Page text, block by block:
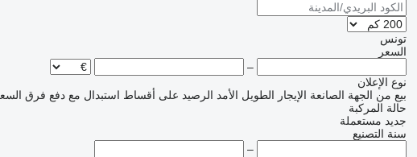
تونس
السعر
–
نوع الإعلان
بيع من الجهة الصانعة الإيجار الطويل الأمد الرصيد على أقساط استبدال مع دفع فرق
حالة المركبة
جديد مستعملة
سنة التصنيع
–